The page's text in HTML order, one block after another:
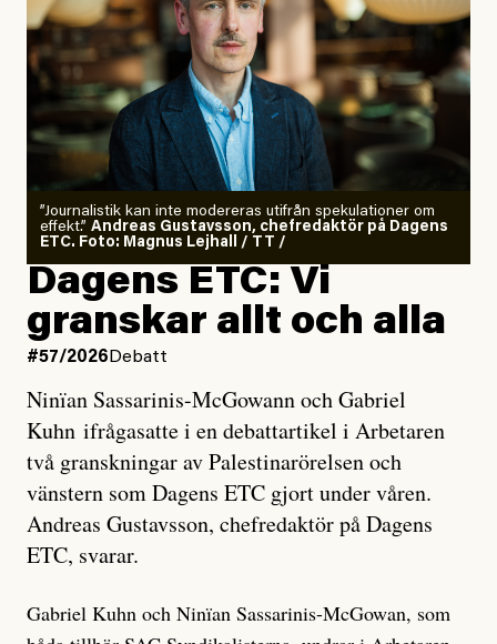
”Journalistik kan inte modereras utifrån spekulationer om
effekt.” Andreas Gustavsson, chefredaktör på Dagens
ETC. Foto: Magnus Lejhall / TT /
Dagens ETC: Vi
granskar allt och alla
#57/2026 Debatt
Ninïan Sassarinis-McGowann och Gabriel
Kuhn ifrågasatte i en debattartikel i Arbetaren
två granskningar av Palestinarörelsen och
vänstern som Dagens ETC gjort under våren.
Andreas Gustavsson, chefredaktör på Dagens
ETC, svarar.
Gabriel Kuhn och Ninïan Sassarinis-McGowan, som